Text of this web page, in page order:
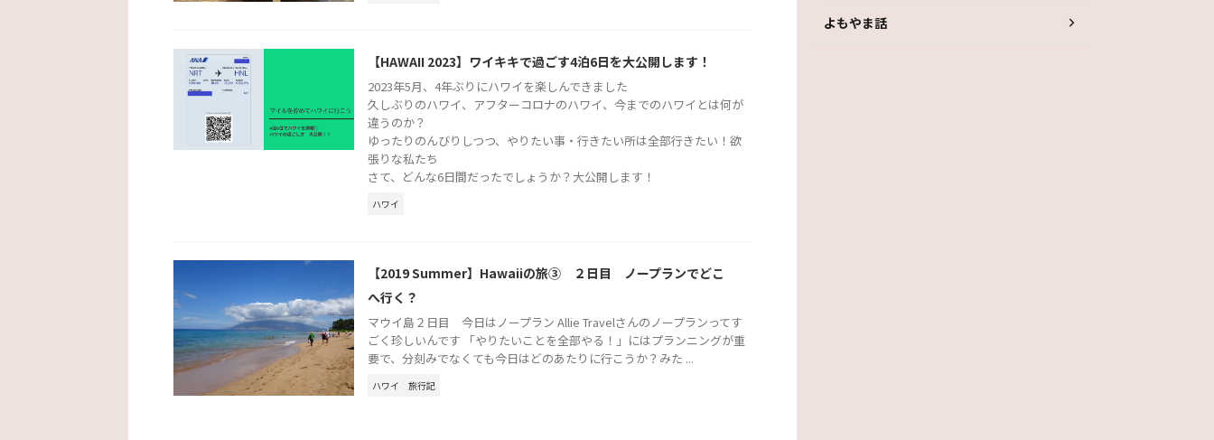
【HAWAII 2023】ワイキキで過ごす4泊6日を大公開します！
2023年5月、4年ぶりにハワイを楽しんできました
久しぶりのハワイ、アフターコロナのハワイ、今までのハワイとは何が
違うのか？
ゆったりのんびりしつつ、やりたい事・行きたい所は全部行きたい！欲
張りな私たち
さて、どんな6日間だったでしょうか？大公開します！
ハワイ
【2019 Summer】Hawaiiの旅③ ２日目 ノープランでどこ
へ行く？
マウイ島２日目 今日はノープラン Allie Travelさんのノープランってす
ごく珍しいんです 「やりたいことを全部やる！」にはプランニングが重
要で、分刻みでなくても今日はどのあたりに行こうか？みた ...
ハワイ 旅行記
よもやま話